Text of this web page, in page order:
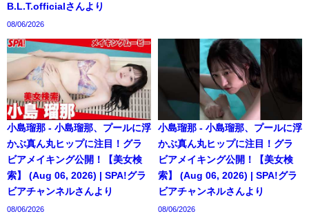
B.L.T.officialさんより
08/06/2026
小島瑠那 - 小島瑠那、プールに浮
かぶ真ん丸ヒップに注目！グラ
ビアメイキング公開！【美女検
索】 (Aug 06, 2026) | SPA!グラ
ビアチャンネルさんより
08/06/2026
小島瑠那 - 小島瑠那、プールに浮
かぶ真ん丸ヒップに注目！グラ
ビアメイキング公開！【美女検
索】 (Aug 06, 2026) | SPA!グラ
ビアチャンネルさんより
08/06/2026